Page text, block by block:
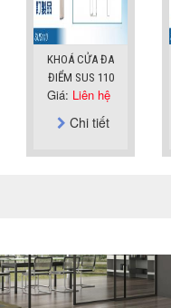
KHOÁ CỬA ĐA
ĐIỂM SUS 110
Giá: Liên hệ
Chi tiết